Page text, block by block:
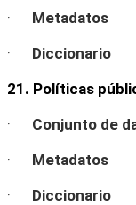
· Metadatos
· Diccionario
21. Políticas
· Conjunto de
· Metadatos
· Diccionario